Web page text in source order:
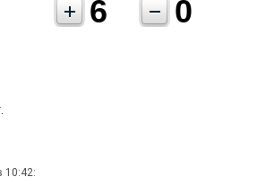
6 0
10:42: